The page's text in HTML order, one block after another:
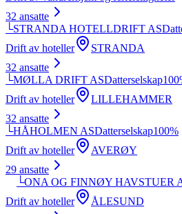
32 ansatte
└STRANDA HOTELLDRIFT AS
Drift av hoteller
STRANDA
32 ansatte
└MØLLA DRIFT ASDatterselskap100
Drift av hoteller
LILLEHAMMER
32 ansatte
└HÅHOLMEN ASDatterselskap100%
Drift av hoteller
AVERØY
29 ansatte
└ONA OG FINNØY HAVSTUER
Drift av hoteller
ÅLESUND